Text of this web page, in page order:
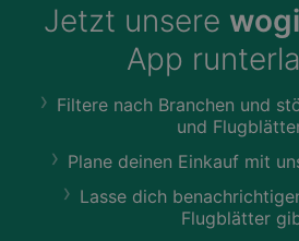
Jetzt unsere
App
Filtere nach Branchen und
und
Plane deinen Einkauf mit
Lasse dich
Flugblätter